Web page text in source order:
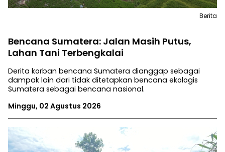
Bencana Sumatera: Jalan Masih Putus,
Lahan Tani Terbengkalai
Derita korban bencana Sumatera dianggap sebagai
dampak lain dari tidak ditetapkan bencana ekologis
Sumatera sebagai bencana nasional.
Minggu, 02 Agustus 2026
Berita